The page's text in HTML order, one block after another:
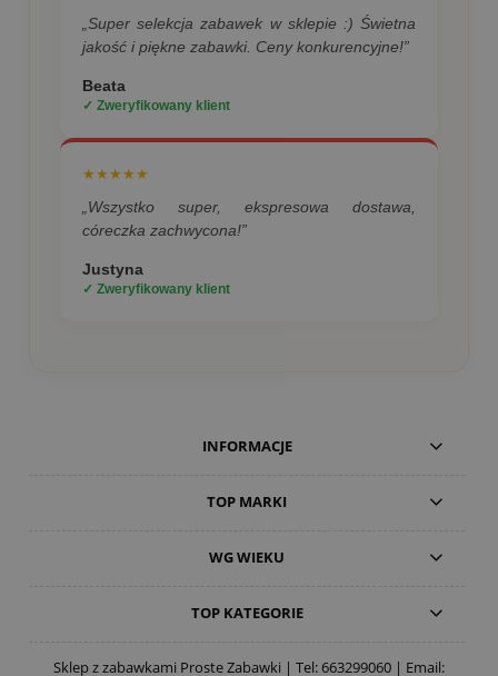
„Super selekcja zabawek w sklepie :) Świetna
jakość i piękne zabawki. Ceny konkurencyjne!”
Beata
✓ Zweryfikowany klient
★★★★★
„Wszystko super, ekspresowa dostawa,
córeczka zachwycona!”
Justyna
✓ Zweryfikowany klient
INFORMACJE
TOP MARKI
WG WIEKU
TOP KATEGORIE
Sklep z zabawkami Proste Zabawki | Tel:663299060 | Email: